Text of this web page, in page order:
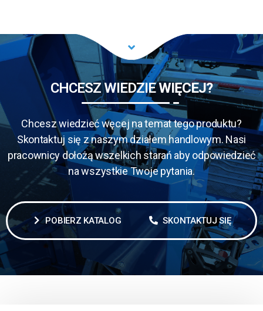
CHCESZ WIEDZIEWIĘCEJ?
Chcesz wiedzieć węcej na temat tego produktu?
Skontaktuj się z naszym działem handlowym. Nasi
pracownicy dołożą wszelkich starań aby odpowiedzieć
na wszystkie Twoje pytania.
POBIERZ KATALOG SKONTAKTUJ SIĘ